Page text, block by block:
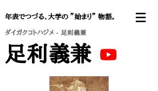
年表でつづる、大学の ”始まり” 物語。
ダイガクコトハジメ - 足利義兼
足利義兼